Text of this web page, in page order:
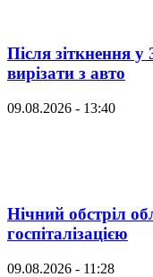
Після зіткнення у
вирізати з авто
09.08.2026 - 13:40
Нічний обстріл
госпіталізацією
09.08.2026 - 11:28